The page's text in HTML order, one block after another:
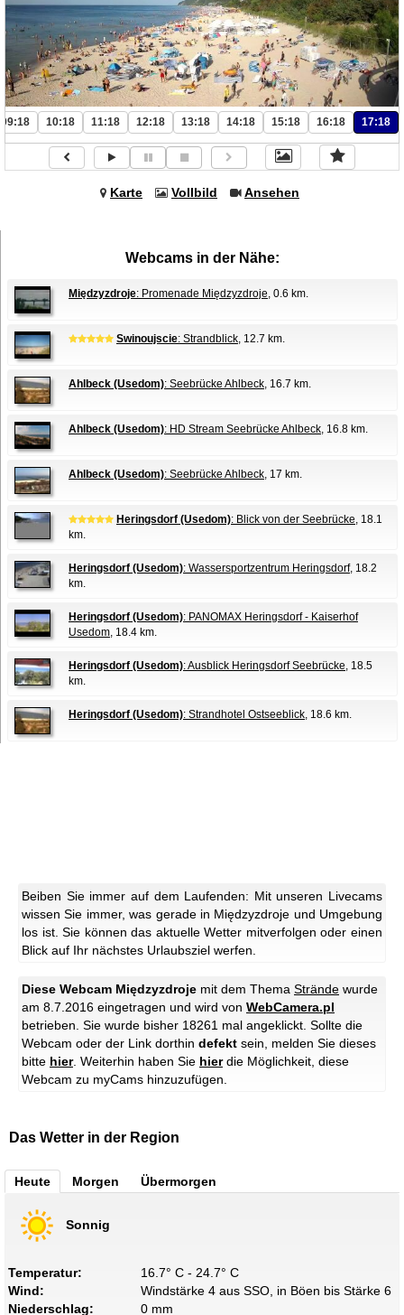
09:18 10:18 11:18 12:18 13:18 14:18 15:18 16:18 17:18
Karte Vollbild Ansehen
Webcams in der Nähe:
Międzyzdroje: Promenade Międzyzdroje, 0.6 km.
Swinoujscie: Strandblick, 12.7 km.
Ahlbeck (Usedom): Seebrücke Ahlbeck, 16.7 km.
Ahlbeck (Usedom): HD Stream Seebrücke Ahlbeck, 16.8 km.
Ahlbeck (Usedom): Seebrücke Ahlbeck, 17 km.
Heringsdorf (Usedom): Blick von der Seebrücke, 18.1
km.
Heringsdorf (Usedom): Wassersportzentrum Heringsdorf, 18.2
km.
Heringsdorf (Usedom): PANOMAX Heringsdorf - Kaiserhof
Usedom, 18.4 km.
Heringsdorf (Usedom): Ausblick Heringsdorf Seebrücke, 18.5
km.
Heringsdorf (Usedom): Strandhotel Ostseeblick, 18.6 km.
Beiben Sie immer auf dem Laufenden: Mit unseren Livecams
wissen Sie immer, was gerade in Międzyzdroje und Umgebung
los ist. Sie können das aktuelle Wetter mitverfolgen oder einen
Blick auf Ihr nächstes Urlaubsziel werfen.
Diese Webcam Międzyzdroje mit dem Thema Strände wurde
am 8.7.2016 eingetragen und wird von WebCamera.pl
betrieben. Sie wurde bisher 18261 mal angeklickt. Sollte die
Webcam oder der Link dorthin defekt sein, melden Sie dieses
bitte hier. Weiterhin haben Sie hierdie Möglichkeit, diese
Webcam zu myCams hinzuzufügen.
Das Wetter in der Region
Heute Morgen Übermorgen
Sonnig
Temperatur:
16.7° C - 24.7° C
Wind:
Windstärke 4 aus SSO, in Böen bis Stärke 6
Niederschlag:
0 mm